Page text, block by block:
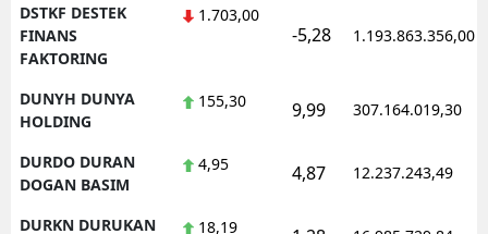
DSTKF DESTEK
FINANS
FAKTORING
1.703,00
-5,28 1.193.863.356,00
DUNYH DUNYA
HOLDING
155,30 9,99 307.164.019,30
DURDO DURAN
DOGAN BASIM
4,95 4,87 12.237.243,49
DURKN DURUKAN
18,19